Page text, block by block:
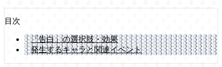
目次
「告白」の選択肢・効果
発生するキャラと関連イベント